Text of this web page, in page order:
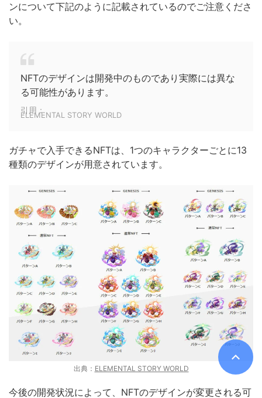
ンについて下記のように記載されているのでご注意くださ
い。
NFTのデザインは開発中のものであり実際には異な
る可能性があります。
引用：
ELEMENTAL STORY WORLD
ガチャで入手できるNFTは、1つのキャラクターごとに13
種類のデザインが用意されています。
出典： ELEMENTAL STORY WORLD
今後の開発状況によって、NFTのデザインが変更される可